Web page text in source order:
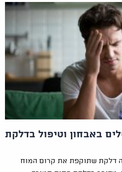
באבחון וטיפול בדלקת
דלקת שתוקפת את קרום המוח